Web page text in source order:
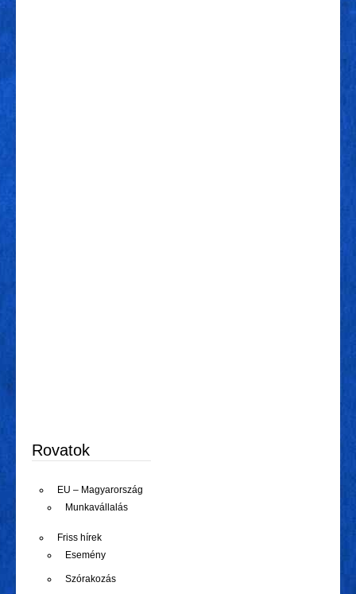
Rovatok
EU – Magyarország
Munkavállalás
Friss hírek
Esemény
Szórakozás